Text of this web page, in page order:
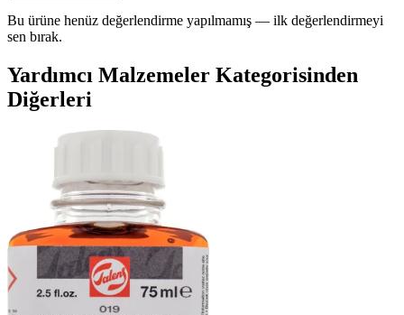
Bu ürüne henüz değerlendirme yapılmamış — ilk değerlendirmeyi
sen bırak.
Yardımcı Malzemeler Kategorisinden
Diğerleri